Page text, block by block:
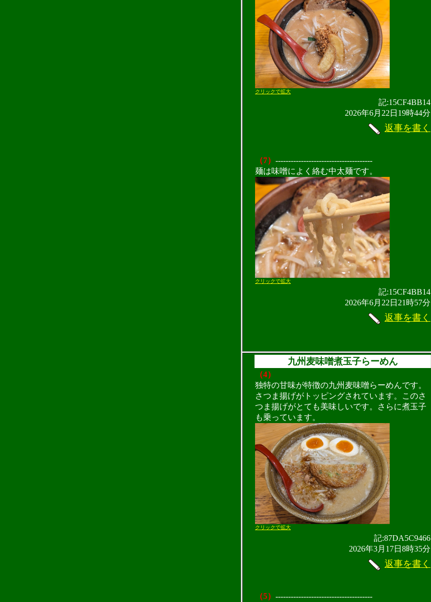
クリックで拡大
記:15CF4BB14
2026年6月22日19時44分
返事を書く
（7） --------------------------------------
麺は味噌によく絡む中太麺です。
クリックで拡大
記:15CF4BB14
2026年6月22日21時57分
返事を書く
九州麦味噌煮玉子らーめん
（4）
独特の甘味が特徴の九州麦味噌らーめんです。
さつま揚げがトッピングされています。このさ
つま揚げがとても美味しいです。さらに煮玉子
も乗っています。
クリックで拡大
記:87DA5C9466
2026年3月17日8時35分
返事を書く
（5） --------------------------------------